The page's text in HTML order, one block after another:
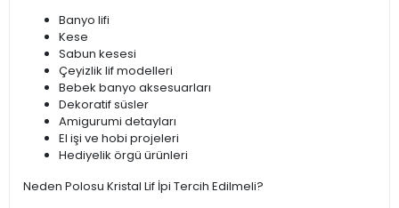
Banyo lifi
Kese
Sabun kesesi
Çeyizlik lif modelleri
Bebek banyo aksesuarları
Dekoratif süsler
Amigurumi detayları
El işi ve hobi projeleri
Hediyelik örgü ürünleri
Neden Polosu Kristal Lif İpi Tercih Edilmeli?